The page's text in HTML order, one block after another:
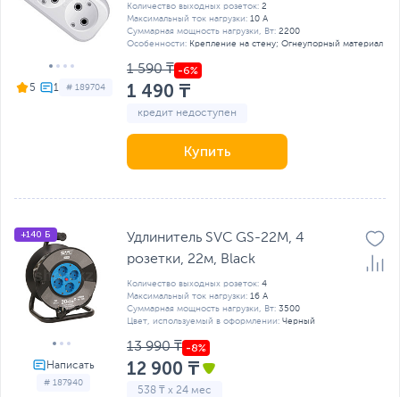
5 # 189704
Количество выходных розеток: 2
Максимальный ток нагрузки: 10 А
Суммарная мощность нагрузки, Вт: 2200
Особенности: Крепление на стену; Огнеупорный материал
1 590 ₸
1 490 ₸
кредит недоступен
Купить
# 187940
+140 Б
Удлинитель SVC GS-22M, 4
розетки, 22м, Black
Количество выходных розеток: 4
Максимальный ток нагрузки: 16 А
Суммарная мощность нагрузки, Вт: 3500
Цвет, используемый в оформлении: Черный
13 990 ₸
12 900 ₸
538 ₸ x 24 мес